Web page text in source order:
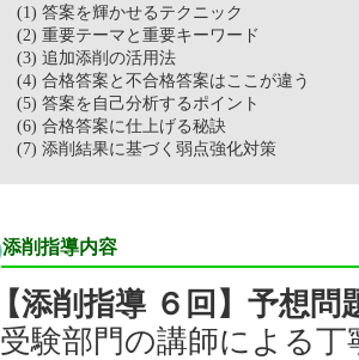
(1) 答案を輝かせるテクニック
(2) 重要テーマと重要キーワード
(3) 追加添削の活用法
(4) 合格答案と不合格答案はここが違う
(5) 答案を自己分析するポイント
(6) 合格答案に仕上げる秘訣
(7) 添削結果に基づく弱点強化対策
添削指導内容
【添削指導 ６回】予想問
受験部門の講師による